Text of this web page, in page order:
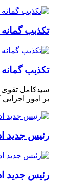
تکذیب
تکذیب
سیدکامل تقوی
بر امور
رئیس جدید
رئیس جدید